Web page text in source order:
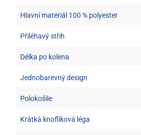
Hlavní materiál 100 % polyester
Přiléhavý střih
Délka po kolena
Jednobarevný design
Polokošile
Krátká knoflíková léga